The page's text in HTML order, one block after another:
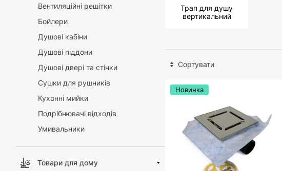
Вентиляційні решітки
Бойлери
Душові кабіни
Душові піддони
Душові двері та стінки
Сушки для рушників
Кухонні мийки
Подрібнювачі відходів
Умивальники
Товари для дому
Трап для душу
вертикальний
Сортувати
Новинка